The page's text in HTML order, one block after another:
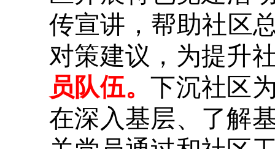
传宣讲，帮助社区
对策建议，为提升
员队伍。下沉社区
在深入基层、了解